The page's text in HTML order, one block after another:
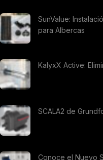
SunValue:
para Albercas
KalyxX Active:
SCALA2 de
Conoce el Nuevo